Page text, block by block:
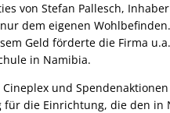
von Stefan Pallesch,
dem eigenen
Geld förderte die Firma
in Namibia.
und
die Einrichtung, die den in